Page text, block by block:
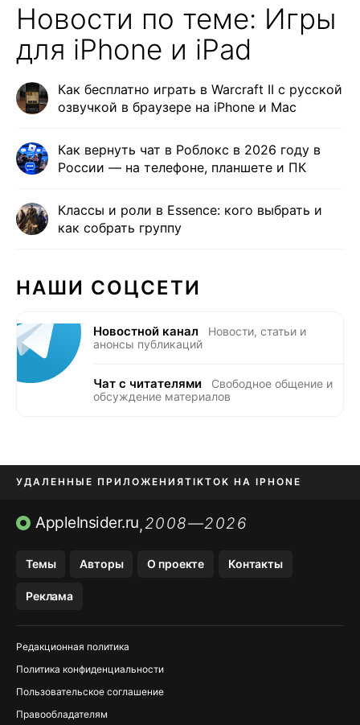
Новости по теме: Игры
для iPhone и iPad
Как бесплатно играть в Warcraft II с русской
озвучкой в браузере на iPhone и Mac
Как вернуть чат в Роблокс в 2026 году в
России — на телефоне, планшете и ПК
Классы и роли в Essence: кого выбрать и
как собрать группу
НАШИ СОЦСЕТИ
Новостной канал
Новости, статьи и
анонсы публикаций
Чат с читателями
Свободное общение и
обсуждение материалов
УДАЛЕННЫЕ ПРИЛОЖЕНИЯTIKTOK НА IPHONE
ПРИЛОЖЕНИЯ БЕЗ APP STORE
AppleInsider.ru,2008—2026
Темы Авторы О проекте Контакты
Реклама
Редакционная политика
Политика конфиденциальности
Пользовательское соглашение
Правообладателям